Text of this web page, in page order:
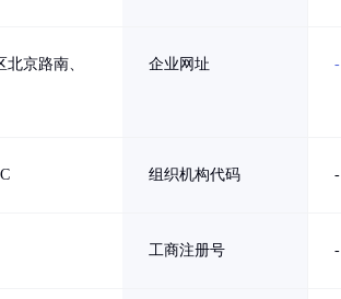
京路南、 企业网址 -
组织机构代码 -
工商注册号 -